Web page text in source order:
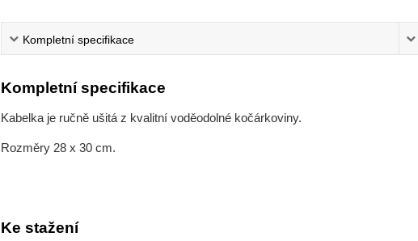
Kompletní specifikace
Kompletní specifikace
Kabelka je ručně ušitá z kvalitní voděodolné kočárkoviny.
Rozměry 28 x 30 cm.
Ke stažení